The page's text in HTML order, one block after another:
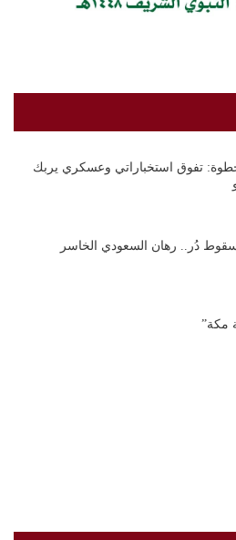
تفوق استخباراتي وعسكري يربك
دُر.. رهان السعودي الخاسر
مكة”